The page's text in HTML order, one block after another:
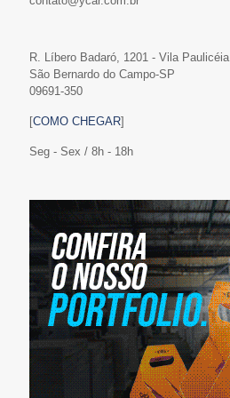
R. Líbero Badaró, 1201 - Vila Paulicéia
São Bernardo do Campo-SP
09691-350
[COMO CHEGAR]
Seg - Sex / 8h - 18h